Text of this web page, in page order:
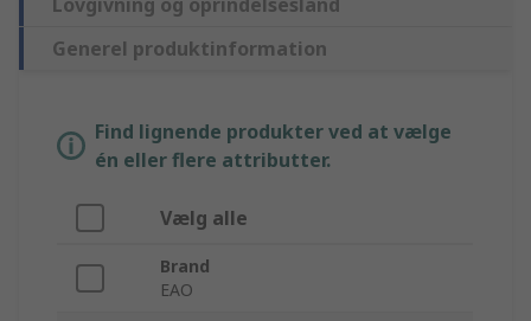
Lovgivning og oprindelsesland
Generel produktinformation
Find lignende produkter ved at vælge
én eller flere attributter.
Vælg alle
Brand
EAO